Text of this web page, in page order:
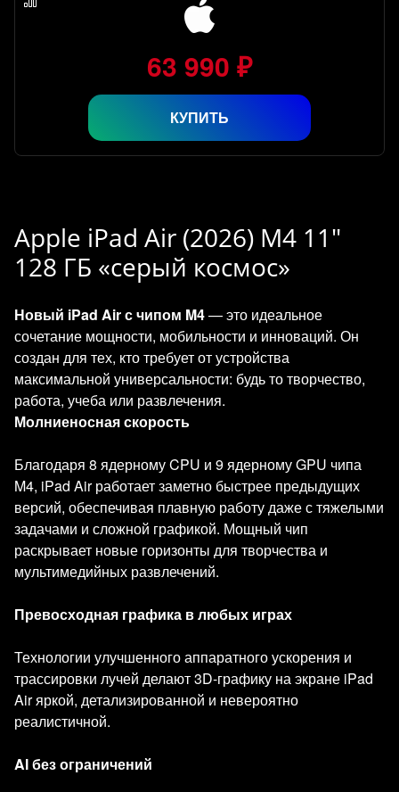
63 990 ₽
КУПИТЬ
Apple iPad Air (2026) M4 11"
128 ГБ «серый космос»
Новый iPad Air с чипом M4— это идеальное
сочетание мощности, мобильности и инноваций. Он
создан для тех, кто требует от устройства
максимальной универсальности: будь то творчество,
работа, учеба или развлечения.
Молниеносная скорость
Благодаря 8 ядерному CPU и 9 ядерному GPU чипа
M4, iPad Air работает заметно быстрее предыдущих
версий, обеспечивая плавную работу даже с тяжелыми
задачами и сложной графикой. Мощный чип
раскрывает новые горизонты для творчества и
мультимедийных развлечений.
Превосходная графика в любых играх
Технологии улучшенного аппаратного ускорения и
трассировки лучей делают 3D-графику на экране iPad
Air яркой, детализированной и невероятно
реалистичной.
AI без ограничений